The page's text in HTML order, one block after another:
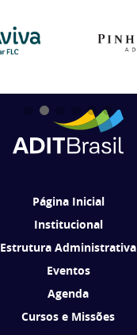
Página Inicial
Institucional
Estrutura Administrativa
Eventos
Agenda
Cursos e Missões